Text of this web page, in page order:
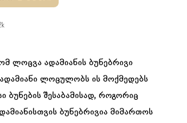
ლოცვა ადამიანის ბუნებრივი
ლოცულობს ის მოქმედებს
ბუნების შესაბამისად, როგორიც
ბუნებრივია მიმართოს